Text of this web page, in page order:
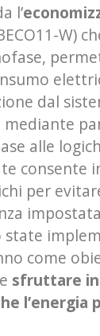
l’
W)
dal
alle
consente
per
state
come
sfruttare
l’energia